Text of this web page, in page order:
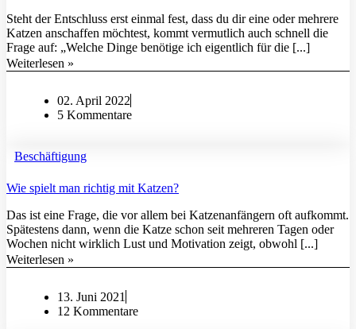
Steht der Entschluss erst einmal fest, dass du dir eine oder mehrere
Katzen anschaffen möchtest, kommt vermutlich auch schnell die
Frage auf: „Welche Dinge benötige ich eigentlich für die [...]
Weiterlesen »
02. April 2022
5 Kommentare
Beschäftigung
Wie spielt man richtig mit Katzen?
Das ist eine Frage, die vor allem bei Katzenanfängern oft aufkommt.
Spätestens dann, wenn die Katze schon seit mehreren Tagen oder
Wochen nicht wirklich Lust und Motivation zeigt, obwohl [...]
Weiterlesen »
13. Juni 2021
12 Kommentare